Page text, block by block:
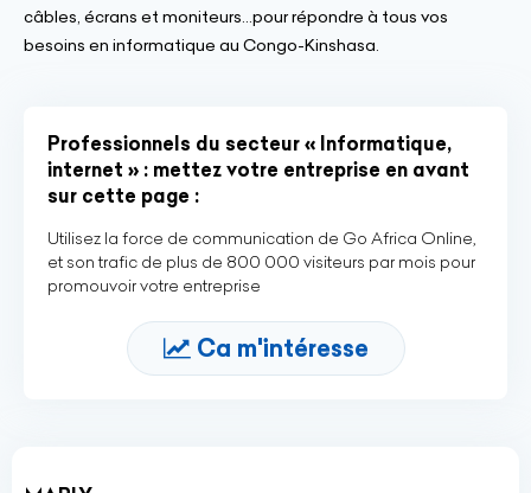
câbles, écrans et moniteurs...pour répondre à tous vos
besoins en informatique au Congo-Kinshasa.
Professionnels du secteur « Informatique,
internet » : mettez votre entreprise en avant
sur cette page :
Utilisez la force de communication de Go Africa Online,
et son trafic de plus de 800 000 visiteurs par mois pour
promouvoir votre entreprise
Ca m'intéresse